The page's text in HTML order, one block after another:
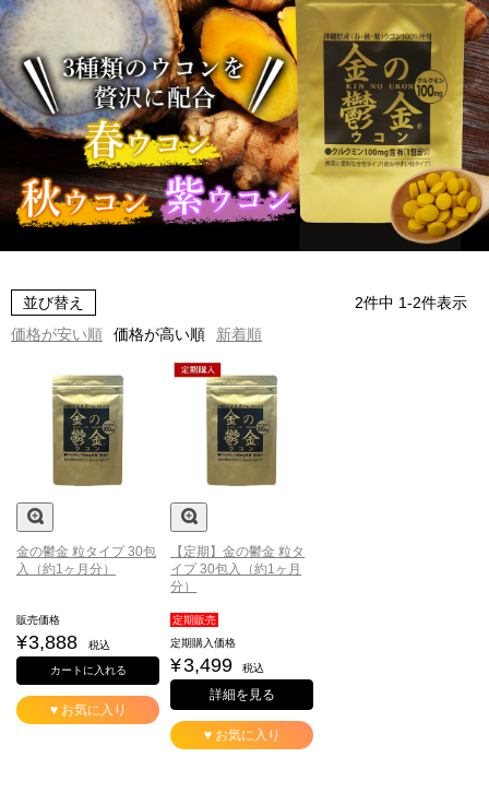
並び替え
価格が安い順
価格が高い順 新着順
2件中 1-2件表示
金の鬱金 粒タイプ 30包
入（約1ヶ月分）
販売価格
¥3,888 税込
カートに入れる
♥ お気に入り
【定期】金の鬱金 粒タ
イプ 30包入（約1ヶ月
分）
定期販売
定期購入価格
¥3,499 税込
詳細を見る
♥ お気に入り